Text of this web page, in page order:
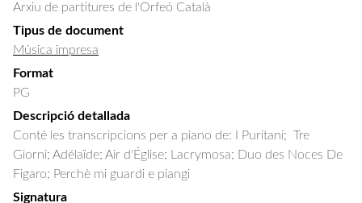
Arxiu de partitures de l'Orfeó Català
Tipus de document
Música impresa
Format
PG
Descripció detallada
Conté les transcripcions per a piano de: I Puritani;  Tre
Giorni; Adélaïde; Air d'Église; Lacrymosa; Duo des Noces De
Figaro; Perchè mi guardi e piangi
Signatura